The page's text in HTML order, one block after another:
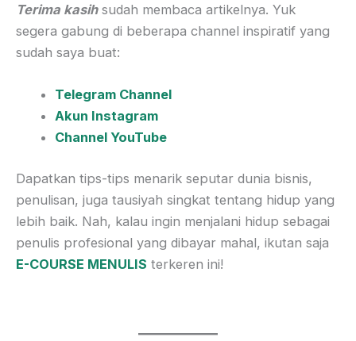
Terima kasihsudah membaca artikelnya. Yuk
segera gabung di beberapa channel inspiratif yang
sudah saya buat:
Telegram Channel
Akun Instagram
Channel YouTube
Dapatkan tips-tips menarik seputar dunia bisnis,
penulisan, juga tausiyah singkat tentang hidup yang
lebih baik. Nah, kalau ingin menjalani hidup sebagai
penulis profesional yang dibayar mahal, ikutan saja
E-COURSE MENULIS terkeren ini!